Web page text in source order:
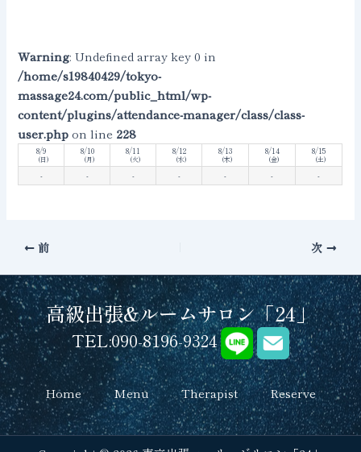
Warning: Undefined array key 0 in
/home/s19840429/tokyo-
massage24.com/public_html/wp-
content/plugins/attendance-manager/class/class-
user.phpon line 228
8/9
(日)
8/10
(月)
8/11
(火)
8/12
(水)
8/13
(木)
8/14
(金)
8/15
(土)
- - - - - - -
前 次
高級出張&ルームサロン「24」
TEL:090-8196-9324
Home Menu Therapist Reserve